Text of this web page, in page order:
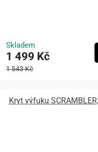
Skladem
1 499 Kč
1 543 Kč
Kryt výfuku